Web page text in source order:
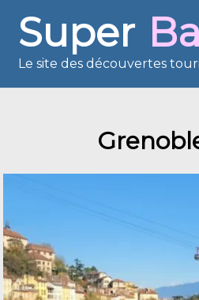
Super
Le site des découvertes
France en images
Europe en images
Les îles en images